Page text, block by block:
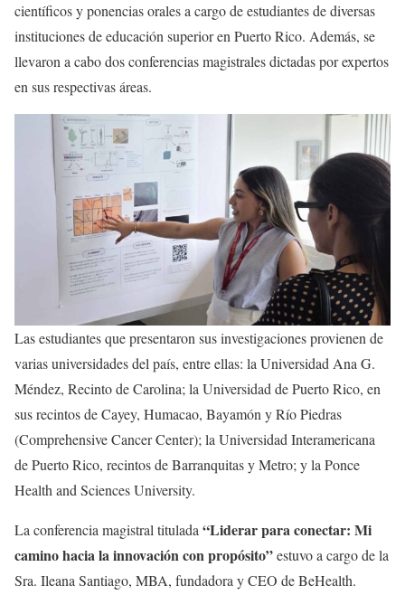
científicos y ponencias orales a cargo de estudiantes de diversas
instituciones de educación superior en Puerto Rico. Además, se
llevaron a cabo dos conferencias magistrales dictadas por expertos
en sus respectivas áreas.
Las estudiantes que presentaron sus investigaciones provienen de
varias universidades del país, entre ellas: la Universidad Ana G.
Méndez, Recinto de Carolina; la Universidad de Puerto Rico, en
sus recintos de Cayey, Humacao, Bayamón y Río Piedras
(Comprehensive Cancer Center); la Universidad Interamericana
de Puerto Rico, recintos de Barranquitas y Metro; y la Ponce
Health and Sciences University.
La conferencia magistral titulada“Liderar para conectar: Mi
camino hacia la innovación con propósito”estuvo a cargo de la
Sra. Ileana Santiago, MBA, fundadora y CEO de BeHealth.